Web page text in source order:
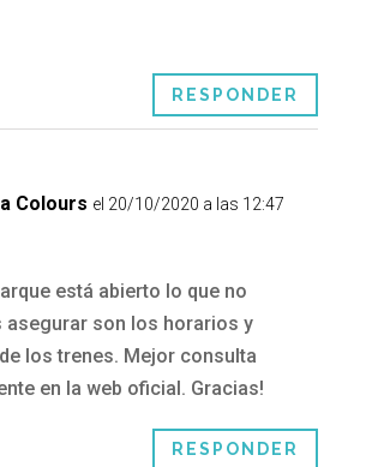
RESPONDER
Colours el 20/10/2020 a las 12:47
está abierto lo que no
asegurar son los horarios y
los trenes. Mejor consulta
en la web oficial. Gracias!
RESPONDER